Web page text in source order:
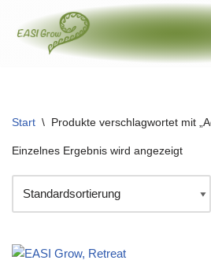
Zum
Start \ Produkte verschlagwortet mit
Einzelnes Ergebnis wird angezeigt